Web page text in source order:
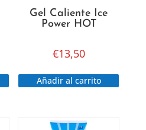
Gel Caliente Ice
Power HOT
€13,50
Añadir al carrito